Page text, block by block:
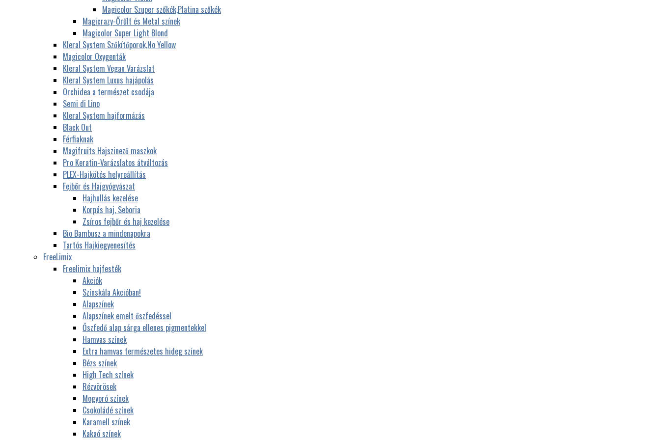
Magicolor Szuper szőkék,Platina szőkék
Magicrazy-Őrűlt és Metal színek
Magicolor Super Light Blond
Kleral System Szőkítőporok,No Yellow
Magicolor Oxygenták
Kleral System Vegan Varázslat
Kleral System Luxus hajápolás
Orchidea a természet csodája
Semi di Lino
Kleral System hajformázás
Black Out
Férfiaknak
Magifruits Hajszinező maszkok
Pro Keratin-Varázslatos átváltozás
PLEX-Hajkötés helyreállítás
Fejbőr és Hajgyógyászat
Hajhullás kezelése
Korpás haj, Seboria
Zsíros fejbőr és haj kezelése
Bio Bambusz a mindenapokra
Tartós Hajkiegyenesítés
FreeLimix
Freelimix hajfesték
Akciók
Színskála Akcióban!
Alapszínek
Alapszínek emelt őszfedéssel
Őszfedő alap sárga ellenes pigmentekkel
Hamvas színek
Extra hamvas természetes hideg színek
Bézs színek
High Tech színek
Rézvörösek
Mogyoró színek
Csokoládé színek
Karamell színek
Kakaó színek